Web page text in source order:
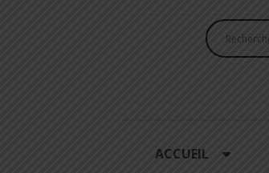
ACCUEIL